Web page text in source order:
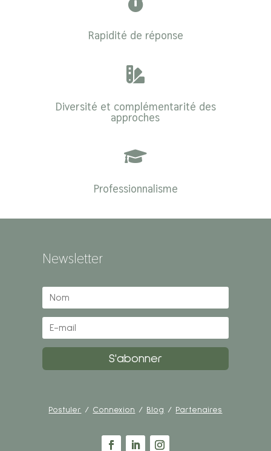
Rapidité de réponse

Diversité et complémentarité des
approches

Professionnalisme
Newsletter
S'abonner
Postuler / Connexion / Blog / Partenaires